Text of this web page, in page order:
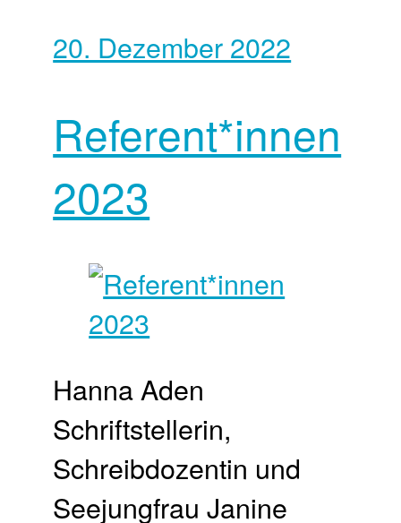
20. Dezember 2022
Referent*innen
2023
Hanna Aden
Schriftstellerin,
Schreibdozentin und
Seejungfrau Janine